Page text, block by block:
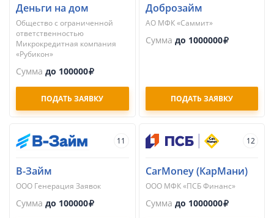
Деньги на дом
Общество с ограниченной
ответственностью
Микрокредитная компания
«Рубикон»
Сумма до 100000
ПОДАТЬ ЗАЯВКУ
Доброзайм
АО МФК «Саммит»
Сумма до 1000000
ПОДАТЬ ЗАЯВКУ
11
В-Займ
ООО Генерация Заявок
Сумма до 100000
12
CarMoney (КарМани)
ООО МФК «ПСБ Финанс»
Сумма до 1000000